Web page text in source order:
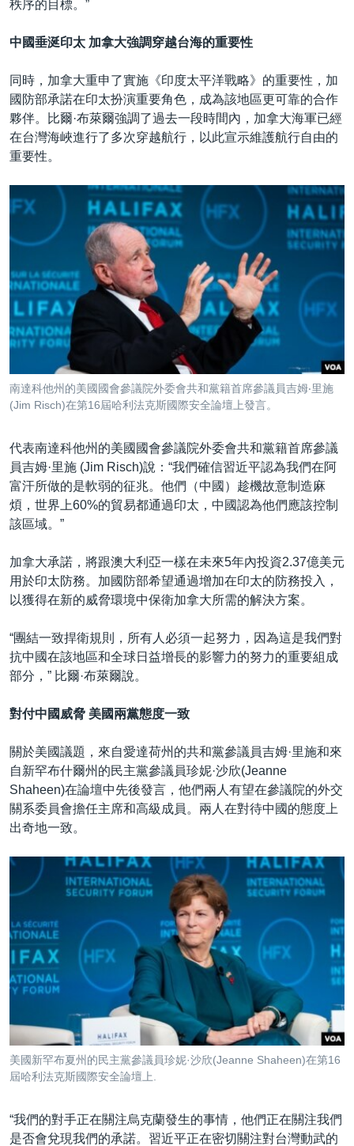
秩序的目標。”
中國垂涎印太 加拿大強調穿越台海的重要性
同時，加拿大重申了實施《印度太平洋戰略》的重要性，加
國防部承諾在印太扮演重要角色，成為該地區更可靠的合作
夥伴。比爾·布萊爾強調了過去一段時間內，加拿大海軍已經
在台灣海峽進行了多次穿越航行，以此宣示維護航行自由的
重要性。
南達科他州的美國國會參議院外委會共和黨籍首席參議員吉姆‧里施
(Jim Risch)在第16屆哈利法克斯國際安全論壇上發言。
代表南達科他州的美國國會參議院外委會共和黨籍首席參議
員吉姆·里施 (Jim Risch)說：“我們確信習近平認為我們在阿
富汗所做的是軟弱的征兆。他們（中國）趁機故意制造麻
煩，世界上60%的貿易都通過印太，中國認為他們應該控制
該區域。”
加拿大承諾，將跟澳大利亞一樣在未來5年內投資2.37億美元
用於印太防務。加國防部希望通過增加在印太的防務投入，
以獲得在新的威脅環境中保衛加拿大所需的解決方案。
“團結一致捍衛規則，所有人必須一起努力，因為這是我們對
抗中國在該地區和全球日益增長的影響力的努力的重要組成
部分，” 比爾·布萊爾說。
對付中國威脅 美國兩黨態度一致
關於美國議題，來自愛達荷州的共和黨參議員吉姆·里施和來
自新罕布什爾州的民主黨參議員珍妮·沙欣(Jeanne
Shaheen)在論壇中先後發言，他們兩人有望在參議院的外交
關系委員會擔任主席和高級成員。兩人在對待中國的態度上
出奇地一致。
美國新罕布夏州的民主黨參議員珍妮·沙欣(Jeanne Shaheen)在第16
屆哈利法克斯國際安全論壇上.
“我們的對手正在關注烏克蘭發生的事情，他們正在關注我們
是否會兌現我們的承諾。習近平正在密切關注對台灣動武的